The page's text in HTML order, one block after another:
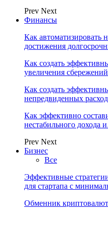
Prev Next
Финансы
Как автоматизировать
достижения
Как создать
увеличения
Как создать
непредвиденных
Как эффективно
нестабильного дохода
Prev Next
Бизнес
Все
Эффективные
для стартапа с
Обменник